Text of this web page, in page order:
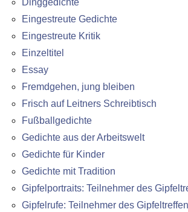
Eingestreute Gedichte
Eingestreute Kritik
Einzeltitel
Essay
Fremdgehen, jung bleiben
Frisch auf Leitners Schreibtisch
Fußballgedichte
Gedichte aus der Arbeitswelt
Gedichte für Kinder
Gedichte mit Tradition
Gipfelportraits: Teilnehmer des
Gipfelrufe: Teilnehmer des